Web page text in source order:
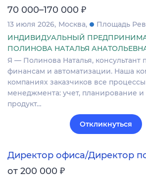
70 000–170 000 ₽
13 июля 2026 Москва
Площадь
ИНДИВИДУАЛЬНЫЙ
ПОЛИНОВА НАТАЛЬЯ
Я — Полинова Наталья, консультант
финансам и автоматизации. Наша
компаниях заказчиков все
менеджмента: учет, планирование и
продукт…
Откликнуться
Директор офиса/Директор
от 200 000 ₽